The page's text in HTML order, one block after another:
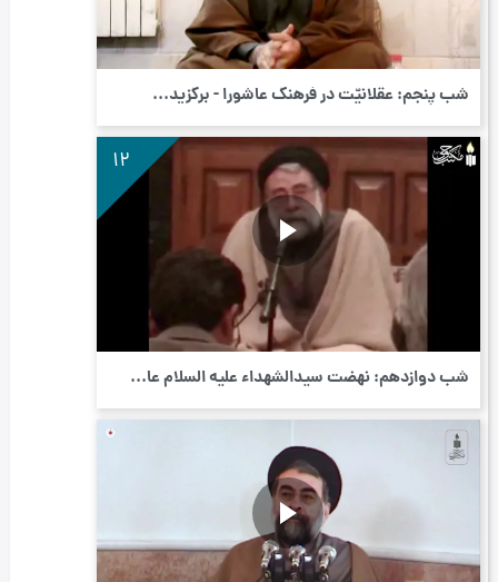
شب پنجم: عقلانیّت در فرهنگ عاشورا - برگزید...
12
شب دوازدهم: نهضت سیدالشهداء علیه السلام عا...